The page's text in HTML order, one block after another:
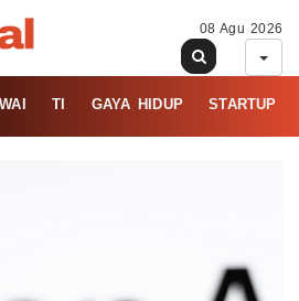
08 Agu 2026
TI GAYA HIDUP STARTUP